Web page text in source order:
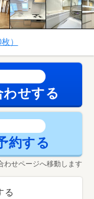
）
せする
約する
わせページへ移動します
る